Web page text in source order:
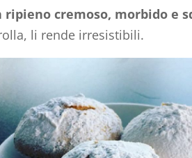
ripieno cremoso, morbido e
li rende irresistibili.